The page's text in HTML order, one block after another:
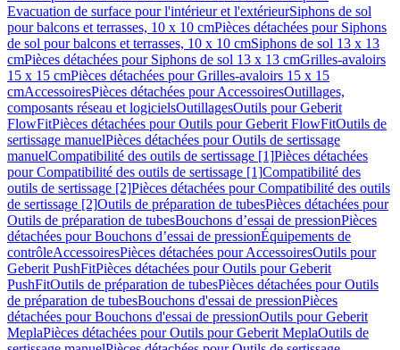
Evacuation de surface pour l'intérieur et l'extérieurSiphons de sol
pour balcons et terrasses, 10 x 10 cmPièces détachées pour Siphons
de sol pour balcons et terrasses, 10 x 10 cmSiphons de sol 13 x 13
cmPièces détachées pour Siphons de sol 13 x 13 cmGrilles-avaloirs
15 x 15 cmPièces détachées pour Grilles-avaloirs 15 x 15
cmAccessoiresPièces détachées pour AccessoiresOutillages,
composants réseau et logicielsOutillagesOutils pour Geberit
FlowFitPièces détachées pour Outils pour Geberit FlowFitOutils de
sertissage manuelPièces détachées pour Outils de sertissage
manuelCompatibilité des outils de sertissage [1]Pièces détachées
pour Compatibilité des outils de sertissage [1]Compatibilité des
outils de sertissage [2]Pièces détachées pour Compatibilité des outils
de sertissage [2]Outils de préparation de tubesPièces détachées pour
Outils de préparation de tubesBouchons d’essai de pressionPièces
détachées pour Bouchons d’essai de pressionÉquipements de
contrôleAccessoiresPièces détachées pour AccessoiresOutils pour
Geberit PushFitPièces détachées pour Outils pour Geberit
PushFitOutils de préparation de tubesPièces détachées pour Outils
de préparation de tubesBouchons d'essai de pressionPièces
détachées pour Bouchons d'essai de pressionOutils pour Geberit
MeplaPièces détachées pour Outils pour Geberit MeplaOutils de